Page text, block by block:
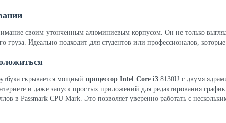
своим утонченным алюминиевым корпусом. Он не только
груза. Идеально подходит для студентов или профессионалов,
скрывается мощный процессор Intel Core i3 8130U с двумя
и даже запуск простых приложений для редактирования
в Passmark CPU Mark. Это позволяет уверенно работать с